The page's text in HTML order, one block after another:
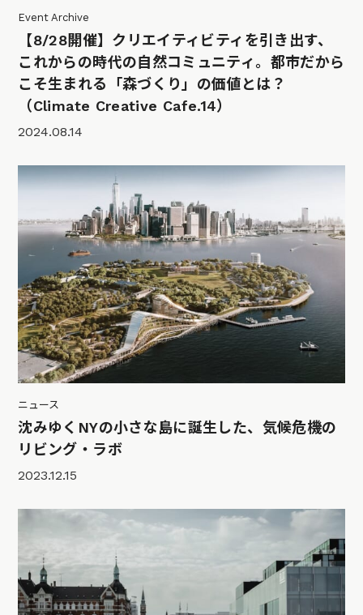
Event Archive
【8/28開催】クリエイティビティを引き出す、
これからの時代の自然コミュニティ。都市だから
こそ生まれる「森づくり」の価値とは？
（Climate Creative Cafe.14）
2024.08.14
ニュース
沈みゆくNYの小さな島に誕生した、気候危機の
リビング・ラボ
2023.12.15